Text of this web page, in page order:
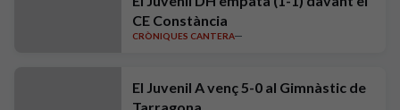
CE Constància
CRÒNIQUES CANTERA
El Juvenil A venç 5-0 al Gimnàstic de